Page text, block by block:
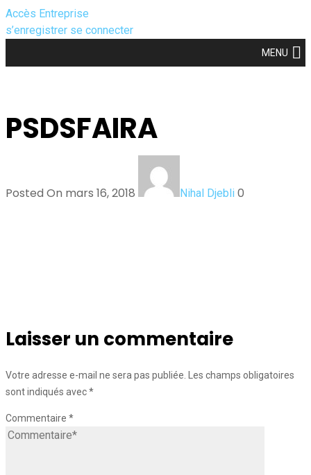
Accès Entreprise
s’enregistrer se connecter
MENU
PSDSFAIRA
Posted On mars 16, 2018 Nihal Djebli 0
Laisser un commentaire
Votre adresse e-mail ne sera pas publiée. Les champs obligatoires
sont indiqués avec*
Commentaire *